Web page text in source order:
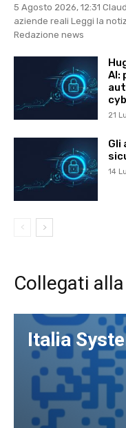
5 Agosto 2026, 12:31
aziende reali Leggi la
Redazione news
AI:
21
Gli
14
Collegati
Italia